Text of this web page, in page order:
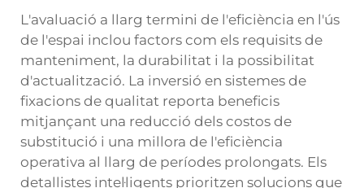
L'avaluació a llarg termini de l'eficiència en l'ús
de l'espai inclou factors com els requisits de
manteniment, la durabilitat i la possibilitat
d'actualització. La inversió en sistemes de
fixacions de qualitat reporta beneficis
mitjançant una reducció dels costos de
substitució i una millora de l'eficiència
operativa al llarg de períodes prolongats. Els
detallistes intel·ligents prioritzen solucions que